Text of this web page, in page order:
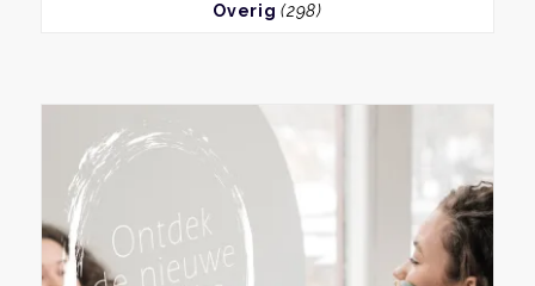
Overig (298)